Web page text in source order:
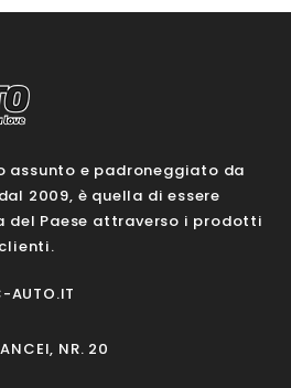
assunto e padroneggiato da
2009, è quella di essere
del Paese attraverso i prodotti
AUTO.IT
NR. 20